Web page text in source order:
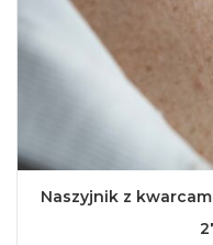
Naszyjnik z